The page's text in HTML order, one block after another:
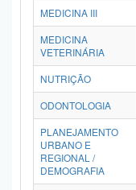
MEDICINA III
MEDICINA
VETERINÁRIA
NUTRIÇÃO
ODONTOLOGIA
PLANEJAMENTO
URBANO E
REGIONAL /
DEMOGRAFIA